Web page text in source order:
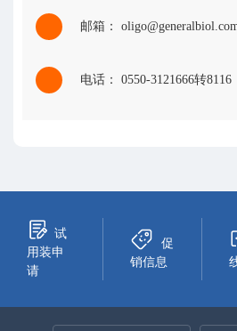
邮箱：
电话： 0550-3121666转8116
试
用装申
请
促
销信息